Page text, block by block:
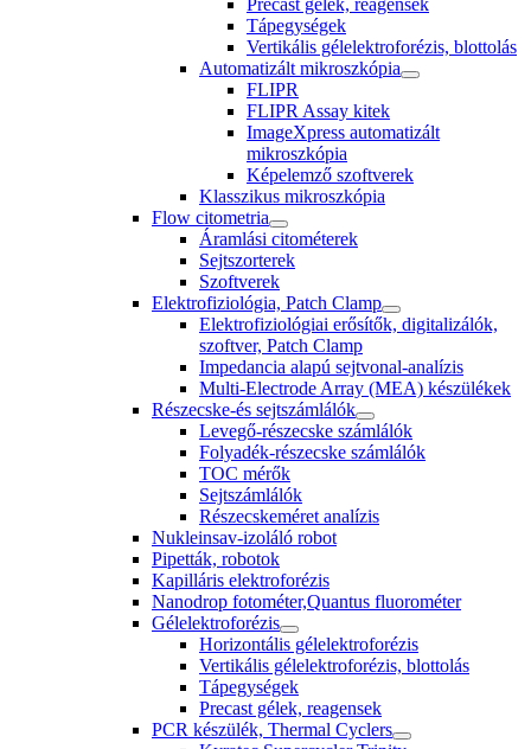
Tápegységek
Vertikális gélelektroforézis, blottolás
Automatizált mikroszkópia
FLIPR
FLIPR Assay kitek
ImageXpress automatizált
mikroszkópia
Képelemző szoftverek
Klasszikus mikroszkópia
Flow citometria
Áramlási citométerek
Sejtszorterek
Szoftverek
Elektrofiziológia, Patch Clamp
Elektrofiziológiai erősítők, digitalizálók,
szoftver, Patch Clamp
Impedancia alapú sejtvonal-analízis
Multi-Electrode Array (MEA) készülékek
Részecske-és sejtszámlálók
Levegő-részecske számlálók
Folyadék-részecske számlálók
TOC mérők
Sejtszámlálók
Részecskeméret analízis
Nukleinsav-izoláló robot
Pipetták, robotok
Kapilláris elektroforézis
Nanodrop fotométer,Quantus fluorométer
Gélelektroforézis
Horizontális gélelektroforézis
Vertikális gélelektroforézis, blottolás
Tápegységek
Precast gélek, reagensek
PCR készülék, Thermal Cyclers